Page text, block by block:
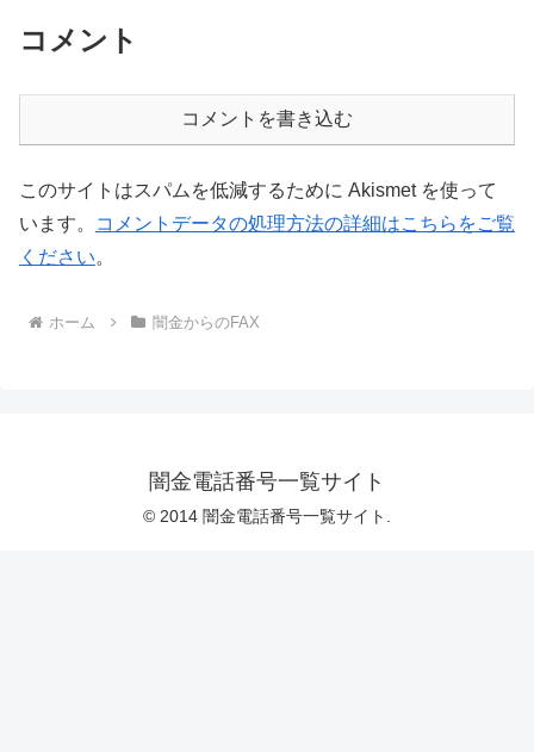
コメント
コメントを書き込む
このサイトはスパムを低減するために Akismet を使って
います。
コメントデータの処理方法の詳細はこちらをご覧
ください。
ホーム 闇金からのFAX
闇金電話番号一覧サイト
© 2014 闇金電話番号一覧サイト.